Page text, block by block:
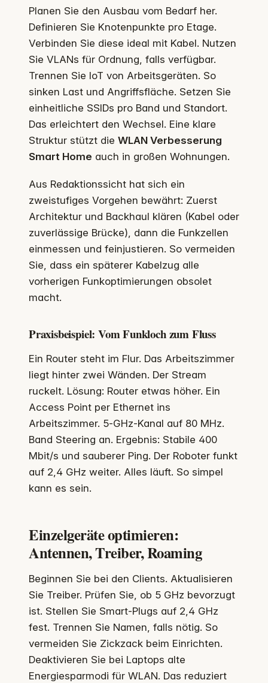
Planen Sie den Ausbau vom Bedarf her.
Definieren Sie Knotenpunkte pro Etage.
Verbinden Sie diese ideal mit Kabel. Nutzen
Sie VLANs für Ordnung, falls verfügbar.
Trennen Sie IoT von Arbeitsgeräten. So
sinken Last und Angriffsfläche. Setzen Sie
einheitliche SSIDs pro Band und Standort.
Das erleichtert den Wechsel. Eine klare
Struktur stützt die WLAN Verbesserung
Smart Home auch in großen Wohnungen.
Aus Redaktionssicht hat sich ein
zweistufiges Vorgehen bewährt: Zuerst
Architektur und Backhaul klären (Kabel oder
zuverlässige Brücke), dann die Funkzellen
einmessen und feinjustieren. So vermeiden
Sie, dass ein späterer Kabelzug alle
vorherigen Funkoptimierungen obsolet
macht.
Praxisbeispiel: Vom Funkloch zum Fluss
Ein Router steht im Flur. Das Arbeitszimmer
liegt hinter zwei Wänden. Der Stream
ruckelt. Lösung: Router etwas höher. Ein
Access Point per Ethernet ins
Arbeitszimmer. 5‑GHz‑Kanal auf 80 MHz.
Band Steering an. Ergebnis: Stabile 400
Mbit/s und sauberer Ping. Der Roboter funkt
auf 2,4 GHz weiter. Alles läuft. So simpel
kann es sein.
Einzelgeräte optimieren:
Antennen, Treiber, Roaming
Beginnen Sie bei den Clients. Aktualisieren
Sie Treiber. Prüfen Sie, ob 5 GHz bevorzugt
ist. Stellen Sie Smart‑Plugs auf 2,4 GHz
fest. Trennen Sie Namen, falls nötig. So
vermeiden Sie Zickzack beim Einrichten.
Deaktivieren Sie bei Laptops alte
Energiesparmodi für WLAN. Das reduziert